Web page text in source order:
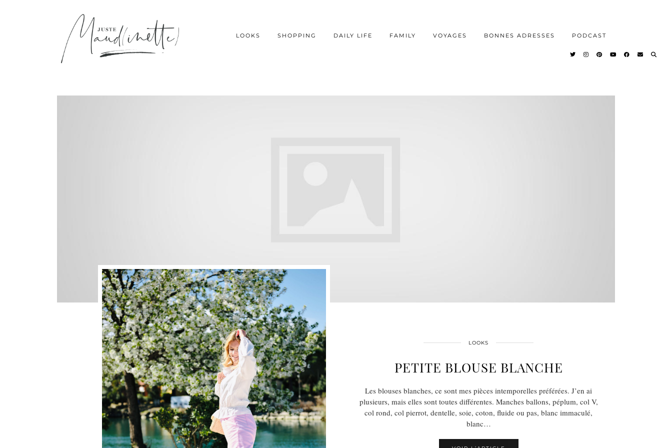
LOOKS SHOPPING DAILY LIFE FAMILY VOYAGES BONNES ADRESSES PODCAST
LOOKS
PETITE BLOUSE BLANCHE
Les blouses blanches, ce sont mes pièces intemporelles préférées. J’en ai
plusieurs, mais elles sont toutes différentes. Manches ballons, péplum, col V,
col rond, col pierrot, dentelle, soie, coton, fluide ou pas, blanc immaculé,
blanc…